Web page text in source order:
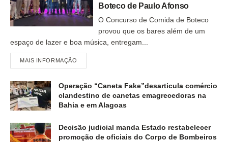
Boteco de Paulo Afonso
O Concurso de Comida de Boteco
provou que os bares além de um
espaço de lazer e boa música, entregam...
MAIS INFORMAÇÃO
Operação “Caneta Fake”desarticula comércio
clandestino de canetas emagrecedoras na
Bahia e em Alagoas
Decisão judicial manda Estado restabelecer
promoção de oficiais do Corpo de Bombeiros